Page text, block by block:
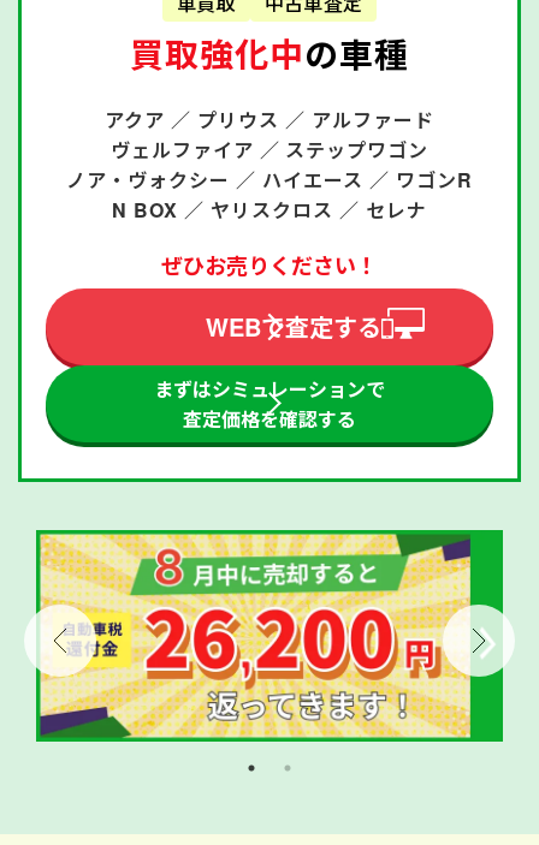
買取強化中の車種
アクア ／ プリウス ／ アルファード
ヴェルファイア ／ ステップワゴン
ノア・ヴォクシー ／ ハイエース ／ ワゴンR
N BOX ／ ヤリスクロス ／ セレナ
ぜひお売りください！
WEBで査定する
まずはシミュレーションで
査定価格を確認する